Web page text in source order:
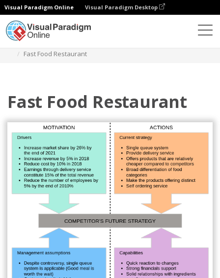
Visual Paradigm Online Visual Paradigm Desktop
Fast Food Restaurant
Fast Food Restaurant